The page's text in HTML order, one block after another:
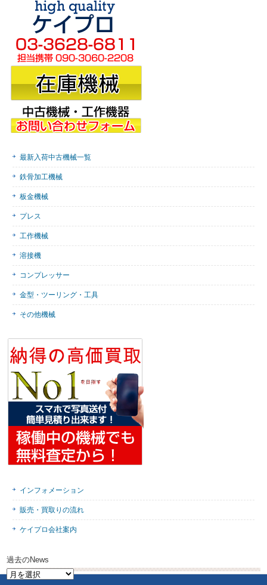
最新入荷中古機械一覧
鉄骨加工機械
板金機械
プレス
工作機械
溶接機
コンプレッサー
金型・ツーリング・工具
その他機械
インフォメーション
販売・買取りの流れ
ケイプロ会社案内
過去のNews
過